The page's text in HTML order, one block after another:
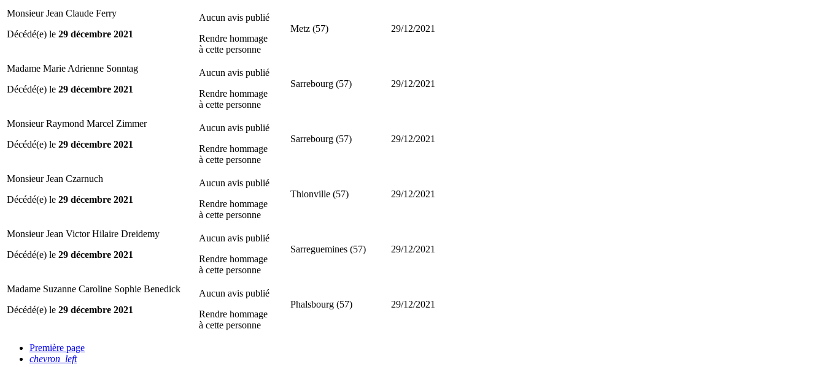
Monsieur Jean Claude Ferry
Décédé(e) le 29 décembre 2021
Aucun avis publié
Rendre hommage
à cette personne
Metz (57) 29/12/2021
Madame Marie Adrienne Sonntag
Décédé(e) le 29 décembre 2021
Aucun avis publié
Rendre hommage
à cette personne
Sarrebourg (57) 29/12/2021
Monsieur Raymond Marcel Zimmer
Décédé(e) le 29 décembre 2021
Aucun avis publié
Rendre hommage
à cette personne
Sarrebourg (57) 29/12/2021
Monsieur Jean Czarnuch
Décédé(e) le 29 décembre 2021
Aucun avis publié
Rendre hommage
à cette personne
Thionville (57) 29/12/2021
Monsieur Jean Victor Hilaire Dreidemy
Décédé(e) le 29 décembre 2021
Aucun avis publié
Rendre hommage
à cette personne
Sarreguemines (57) 29/12/2021
Madame Suzanne Caroline Sophie Benedick
Décédé(e) le 29 décembre 2021
Aucun avis publié
Rendre hommage
à cette personne
Phalsbourg (57) 29/12/2021
Première page
chevron_left